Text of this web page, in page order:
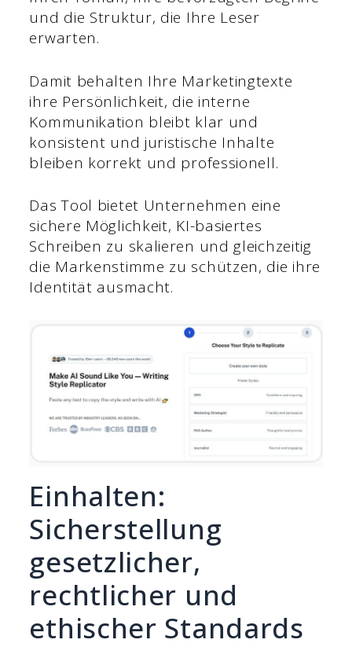
und die Struktur, die Ihre Leser
erwarten.
Damit behalten Ihre Marketingtexte
ihre Persönlichkeit, die interne
Kommunikation bleibt klar und
konsistent und juristische Inhalte
bleiben korrekt und professionell.
Das Tool bietet Unternehmen eine
sichere Möglichkeit, KI-basiertes
Schreiben zu skalieren und gleichzeitig
die Markenstimme zu schützen, die ihre
Identität ausmacht.
Einhalten:
Sicherstellung
gesetzlicher,
rechtlicher und
ethischer Standards